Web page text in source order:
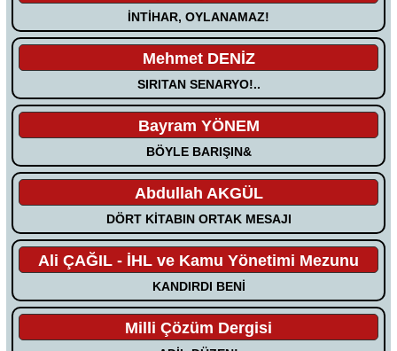
İNTİHAR, OYLANAMAZ!
Mehmet DENİZ
SIRITAN SENARYO!..
Bayram YÖNEM
BÖYLE BARIŞIN&
Abdullah AKGÜL
DÖRT KİTABIN ORTAK MESAJI
Ali ÇAĞIL - İHL ve Kamu Yönetimi Mezunu
KANDIRDI BENİ
Milli Çözüm Dergisi